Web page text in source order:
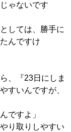
ゃないです
しては、勝手に
んですけ
、『23日にしま
すいんですが、
ですよ」
り取りしやすい